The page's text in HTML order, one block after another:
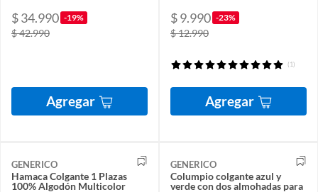
$ 34.990 -19%
$ 42.990
Agregar
$ 9.990 -23%
$ 12.990
(1)
Agregar
GENERICO
Hamaca Colgante 1 Plazas
100% Algodón Multicolor
GENERICO
Columpio colgante azul y
verde con dos almohadas para